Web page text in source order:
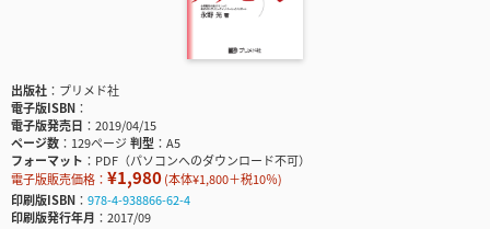
出版社
プリメド社
電子版ISBN
電子版発売日
2019/04/15
ページ数
129ページ判型
A5
フォーマット
PDF（パソコンへのダウンロード不可）
電子版販売価格： ¥1,980(本体¥1,800＋税10％)
印刷版ISBN
978-4-938866-62-4
印刷版発行年月
2017/09